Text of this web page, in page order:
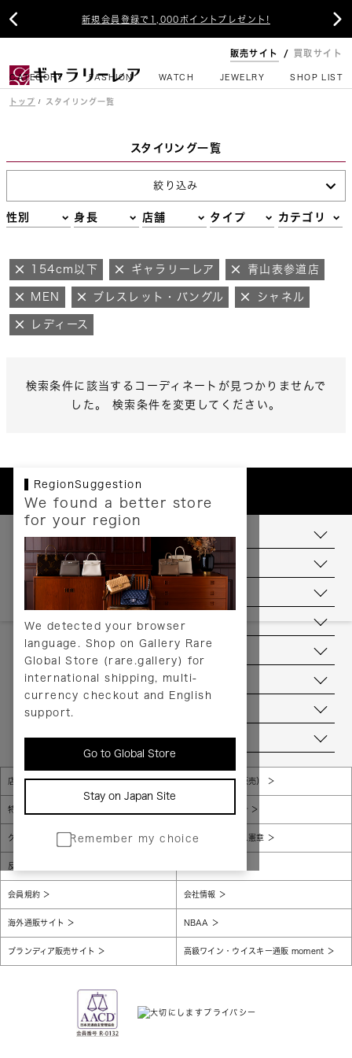
新規会員登録で1,000ポイントプレゼント!
 
販売サイト 買取サイト
CATEGORY FASHION WATCH JEWELRY SHOP LIST
トップ スタイリング一覧
スタイリング一覧
絞り込み
性別 身長 店舗 タイプ カテゴリ
154cm以下 ギャラリーレア 青山表参道店
MEN ブレスレット・バングル シャネル
レディース
検索条件に該当するコーディネートが見つかりませんで
した。 検索条件を変更してください。
RegionSuggestion
We found a better store
for your region
We detected your browser
language. Shop on Gallery Rare
Global Store (rare.gallery) for
international shipping, multi-
currency checkout and English
support.
Go to Global Store
Stay on Japan Site
Remember my choice
お支払いについて
配送について
送料について
返品について
ヘルプ
お問い合わせ
当店について
店舗一覧 販売規約（店頭販売）
特定商取引法に基づく表示 個人情報保護方針
グローバルプライバシーポリシー コンプライアンス憲章
反社会的勢力に対する基本方針
会員規約 会社情報
海外通販サイト NBAA
ブランディア販売サイト 高級ワイン・ウイスキー通販 moment